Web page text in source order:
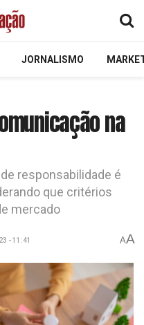
JORNALISMO
na
responsabilidade é
que critérios
mercado
- 11:41 AA